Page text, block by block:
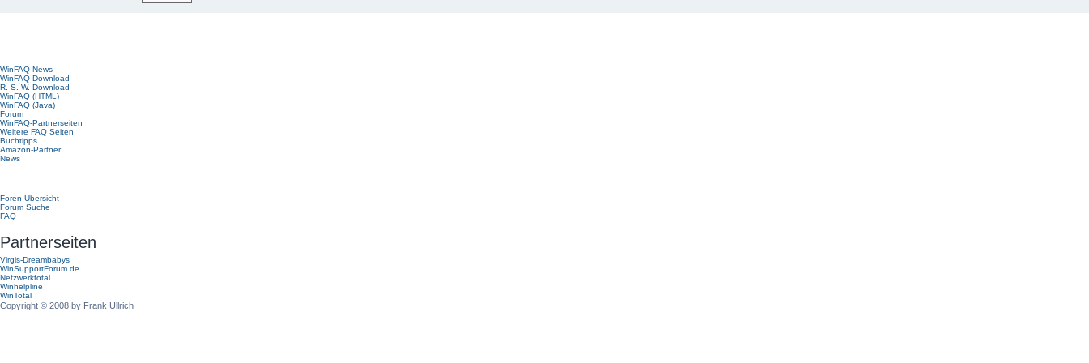
WinFAQ News
WinFAQ Download
R.-S.-W. Download
WinFAQ (HTML)
WinFAQ (Java)
Forum
WinFAQ-Partnerseiten
Weitere FAQ Seiten
Buchtipps
Amazon-Partner
News
Foren-Übersicht
Forum Suche
FAQ
Partnerseiten
Virgis-Dreambabys
WinSupportForum.de
Netzwerktotal
Winhelpline
WinTotal
Copyright © 2008 by Frank Ullrich